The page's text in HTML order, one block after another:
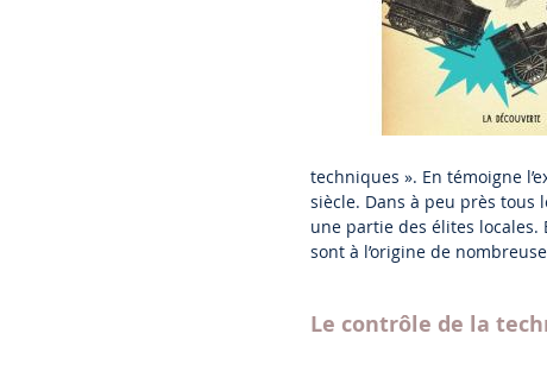
techniques ». En témoigne
siècle. Dans à peu près tous
une partie des élites locales.
sont à l’origine de
Le contrôle de la